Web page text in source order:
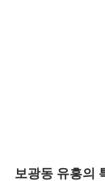
보광동 유흥의